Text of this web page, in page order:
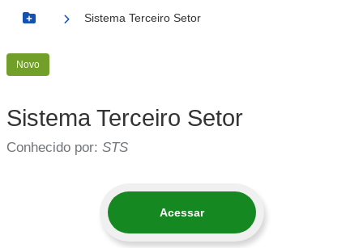
Botão Menu
Sistema Terceiro Setor
Novo
Sistema Terceiro Setor
Conhecido por: STS
Acessar